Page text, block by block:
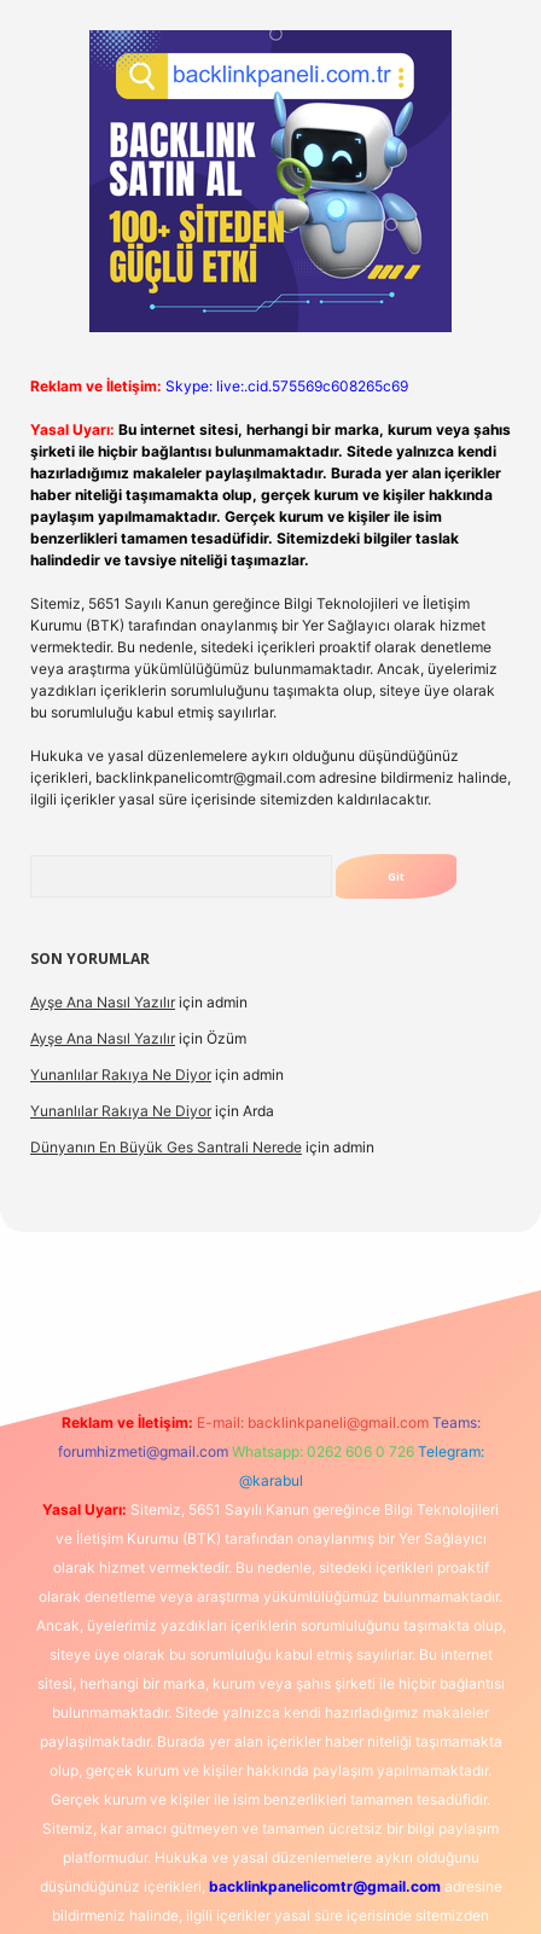
Reklam ve İletişim: Skype: live:.cid.575569c608265c69
Yasal Uyarı: Bu internet sitesi, herhangi bir marka, kurum veya şahıs
şirketi ile hiçbir bağlantısı bulunmamaktadır. Sitede yalnızca kendi
hazırladığımız makaleler paylaşılmaktadır. Burada yer alan içerikler
haber niteliği taşımamakta olup, gerçek kurum ve kişiler hakkında
paylaşım yapılmamaktadır. Gerçek kurum ve kişiler ile isim
benzerlikleri tamamen tesadüfidir. Sitemizdeki bilgiler taslak
halindedir ve tavsiye niteliği taşımazlar.
Sitemiz, 5651 Sayılı Kanun gereğince Bilgi Teknolojileri ve İletişim
Kurumu (BTK) tarafından onaylanmış bir Yer Sağlayıcı olarak hizmet
vermektedir. Bu nedenle, sitedeki içerikleri proaktif olarak denetleme
veya araştırma yükümlülüğümüz bulunmamaktadır. Ancak, üyelerimiz
yazdıkları içeriklerin sorumluluğunu taşımakta olup, siteye üye olarak
bu sorumluluğu kabul etmiş sayılırlar.
Hukuka ve yasal düzenlemelere aykırı olduğunu düşündüğünüz
içerikleri, backlinkpanelicomtr@gmail.com adresine bildirmeniz halinde,
ilgili içerikler yasal süre içerisinde sitemizden kaldırılacaktır.
SON YORUMLAR
Ayşe Ana Nasıl Yazılır için admin
Ayşe Ana Nasıl Yazılır için Özüm
Yunanlılar Rakıya Ne Diyor için admin
Yunanlılar Rakıya Ne Diyor için Arda
Dünyanın En Büyük Ges Santrali Nerede için admin
Reklam ve İletişim: E-mail: backlinkpaneli@gmail.com Teams:
forumhizmeti@gmail.com Whatsapp: 0262 606 0 726 Telegram:
@karabul
Yasal Uyarı: Sitemiz, 5651 Sayılı Kanun gereğince Bilgi Teknolojileri
ve İletişim Kurumu (BTK) tarafından onaylanmış bir Yer Sağlayıcı
olarak hizmet vermektedir. Bu nedenle, sitedeki içerikleri proaktif
olarak denetleme veya araştırma yükümlülüğümüz bulunmamaktadır.
Ancak, üyelerimiz yazdıkları içeriklerin sorumluluğunu taşımakta olup,
siteye üye olarak bu sorumluluğu kabul etmiş sayılırlar. Bu internet
sitesi, herhangi bir marka, kurum veya şahıs şirketi ile hiçbir bağlantısı
bulunmamaktadır. Sitede yalnızca kendi hazırladığımız makaleler
paylaşılmaktadır. Burada yer alan içerikler haber niteliği taşımamakta
olup, gerçek kurum ve kişiler hakkında paylaşım yapılmamaktadır.
Gerçek kurum ve kişiler ile isim benzerlikleri tamamen tesadüfidir.
Sitemiz, kar amacı gütmeyen ve tamamen ücretsiz bir bilgi paylaşım
platformudur. Hukuka ve yasal düzenlemelere aykırı olduğunu
düşündüğünüz içerikleri, backlinkpanelicomtr@gmail.comadresine
bildirmeniz halinde, ilgili içerikler yasal süre içerisinde sitemizden